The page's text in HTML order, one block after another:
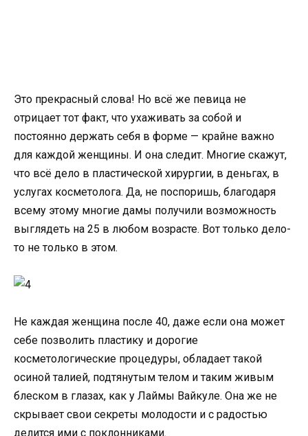
Это прекрасный слова! Но всё же певица не
отрицает тот факт, что ухаживать за собой и
постоянно держать себя в форме — крайне важно
для каждой женщины. И она следит. Многие скажут,
что всё дело в пластической хирургии, в деньгах, в
услугах косметолога. Да, не поспоришь, благодаря
всему этому многие дамы получили возможность
выглядеть на 25 в любом возрасте. Вот только дело-
то не только в этом.
Не каждая женщина после 40, даже если она может
себе позволить пластику и дорогие
косметологические процедуры, обладает такой
осиной талией, подтянутым телом и таким живым
блеском в глазах, как у Лаймы Вайкуле. Она же не
скрывает свои секреты молодости и с радостью
делится ими с поклонниками.